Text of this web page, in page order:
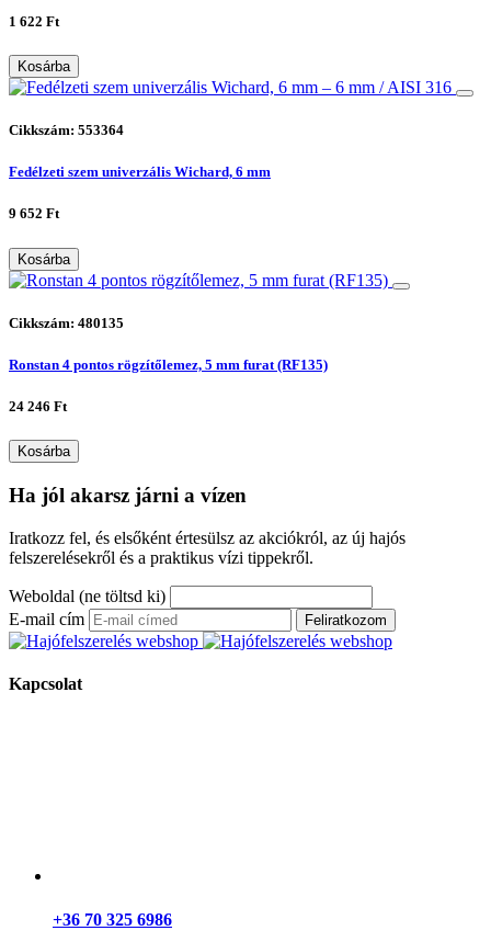
1 622 Ft
Kosárba
Cikkszám: 553364
Fedélzeti szem univerzális Wichard, 6 mm
9 652 Ft
Kosárba
Cikkszám: 480135
Ronstan 4 pontos rögzítőlemez, 5 mm furat (RF135)
24 246 Ft
Kosárba
Ha jól akarsz járni a vízen
Iratkozz fel, és elsőként értesülsz az akciókról, az új hajós
felszerelésekről és a praktikus vízi tippekről.
Weboldal (ne töltsd ki)
E-mail cím
Feliratkozom
Kapcsolat
+36 70 325 6986